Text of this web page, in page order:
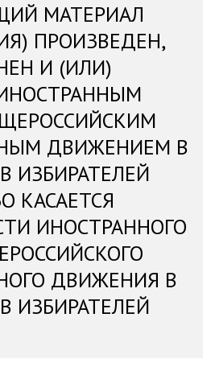
МАТЕРИАЛ
ПРОИЗВЕДЕН,
И (ИЛИ)
ДВИЖЕНИЕМ В
ИЗБИРАТЕЛЕЙ
КАСАЕТСЯ
ИНОСТРАННОГО
ДВИЖЕНИЯ В
ИЗБИРАТЕЛЕЙ